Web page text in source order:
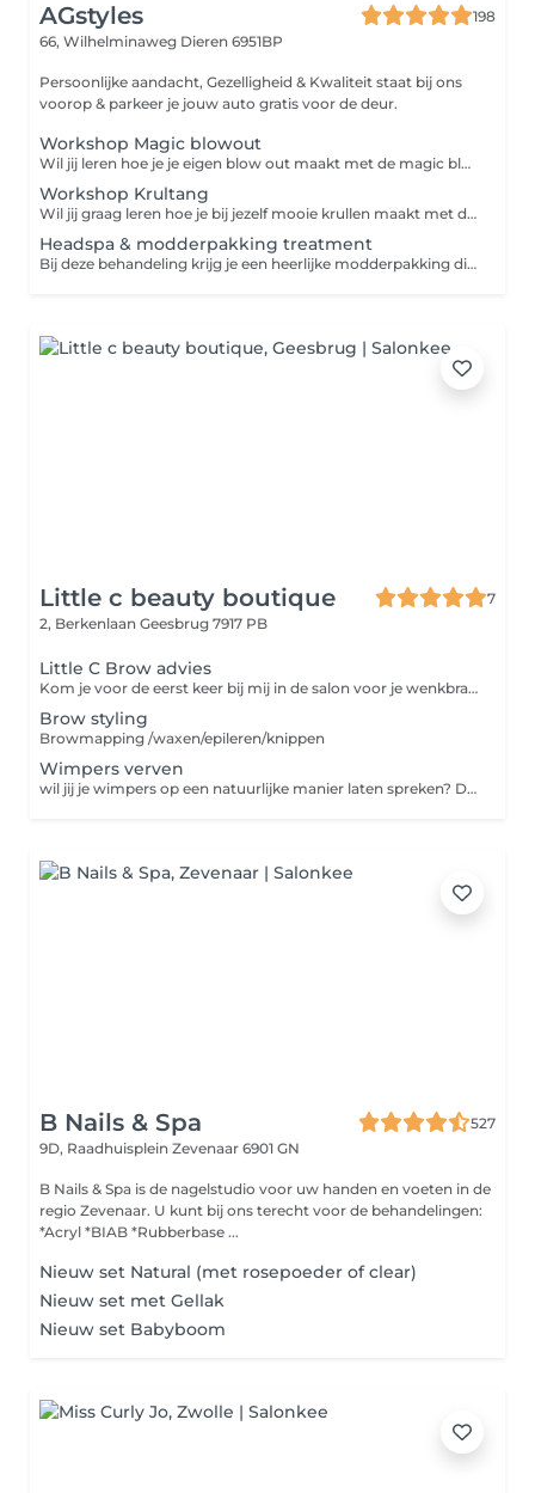
AGstyles
198
66, Wilhelminaweg Dieren 6951BP
Persoonlijke aandacht, Gezelligheid & Kwaliteit staat bij ons
voorop & parkeer je jouw auto gratis voor de deur.
Workshop Magic blowout
Wil jij leren hoe je je eigen blow out maakt met de magic blow? Boek dan deze workshop
Workshop Krultang
Wil jij graag leren hoe je bij jezelf mooie krullen maakt met de krultang? Boek dan deze workshop
Headspa & modderpakking treatment
Bij deze behandeling krijg je een heerlijke modderpakking die je hoofdhuid kalmeerd , minder snel vettig maakt of roos behandeld. Daarna kun jij heerlijk genieten van een heerlijke headspa treatment die je haar versterkt en de kwaliteit van je haar verbetert
Little c beauty boutique
7
2, Berkenlaan Geesbrug 7917 PB
Little C Brow advies
Kom je voor de eerst keer bij mij in de salon voor je wenkbrauwen? Wij bespreken samen jouw wensen en kijken welke brow behandeling het beste bij jou past. Na de intake start ik met browmapping dit zorgt ervoor om de perfecte vorm van wenkbrauwen te bepalen. Gevolgd door Waxen/epileren en het kleuren van je wenkbrauwen.
Brow styling
Browmapping /waxen/epileren/knippen
Wimpers verven
wil jij je wimpers op een natuurlijke manier laten spreken? Dan is wimper verven met hybrid verf de behandeling voor jou. De verf blijft 5 tot 7 weken zichtbaar
B Nails & Spa
527
9D, Raadhuisplein Zevenaar 6901 GN
B Nails & Spa is de nagelstudio voor uw handen en voeten in de
regio Zevenaar. U kunt bij ons terecht voor de behandelingen:
*Acryl *BIAB *Rubberbase ...
Nieuw set Natural (met rosepoeder of clear)
Nieuw set met Gellak
Nieuw set Babyboom